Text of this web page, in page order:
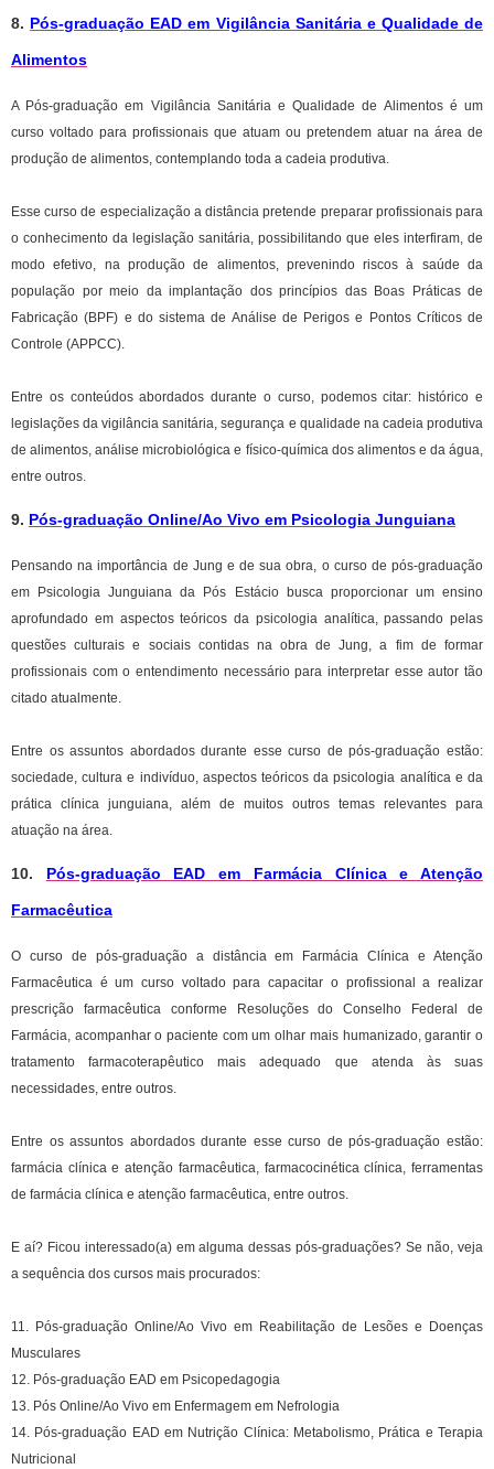
8. Pós-graduação EAD em Vigilância Sanitária e Qualidade de
Alimentos
A Pós-graduação em Vigilância Sanitária e Qualidade de Alimentos é um
curso voltado para profissionais que atuam ou pretendem atuar na área de
produção de alimentos, contemplando toda a cadeia produtiva.
Esse curso de especialização a distância pretende preparar profissionais para
o conhecimento da legislação sanitária, possibilitando que eles interfiram, de
modo efetivo, na produção de alimentos, prevenindo riscos à saúde da
população por meio da implantação dos princípios das Boas Práticas de
Fabricação (BPF) e do sistema de Análise de Perigos e Pontos Críticos de
Controle (APPCC).
Entre os conteúdos abordados durante o curso, podemos citar: histórico e
legislações da vigilância sanitária, segurança e qualidade na cadeia produtiva
de alimentos, análise microbiológica e físico-química dos alimentos e da água,
entre outros.
9. Pós-graduação Online/Ao Vivo em Psicologia Junguiana
Pensando na importância de Jung e de sua obra, o curso de pós-graduação
em Psicologia Junguiana da Pós Estácio busca proporcionar um ensino
aprofundado em aspectos teóricos da psicologia analítica, passando pelas
questões culturais e sociais contidas na obra de Jung, a fim de formar
profissionais com o entendimento necessário para interpretar esse autor tão
citado atualmente.
Entre os assuntos abordados durante esse curso de pós-graduação estão:
sociedade, cultura e indivíduo, aspectos teóricos da psicologia analítica e da
prática clínica junguiana, além de muitos outros temas relevantes para
atuação na área.
10. Pós-graduação EAD em Farmácia Clínica e Atenção
Farmacêutica
O curso de pós-graduação a distância em Farmácia Clínica e Atenção
Farmacêutica é um curso voltado para capacitar o profissional a realizar
prescrição farmacêutica conforme Resoluções do Conselho Federal de
Farmácia, acompanhar o paciente com um olhar mais humanizado, garantir o
tratamento farmacoterapêutico mais adequado que atenda às suas
necessidades, entre outros.
Entre os assuntos abordados durante esse curso de pós-graduação estão:
farmácia clínica e atenção farmacêutica, farmacocinética clínica, ferramentas
de farmácia clínica e atenção farmacêutica, entre outros.
E aí? Ficou interessado(a) em alguma dessas pós-graduações? Se não, veja
a sequência dos cursos mais procurados:
11. Pós-graduação Online/Ao Vivo em Reabilitação de Lesões e Doenças
Musculares
12. Pós-graduação EAD em Psicopedagogia
13. Pós Online/Ao Vivo em Enfermagem em Nefrologia
14. Pós-graduação EAD em Nutrição Clínica: Metabolismo, Prática e Terapia
Nutricional